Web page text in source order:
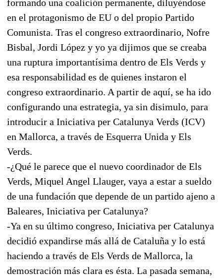
formando una coalición permanente, diluyéndose
en el protagonismo de EU o del propio Partido
Comunista. Tras el congreso extraordinario, Nofre
Bisbal, Jordi López y yo ya dijimos que se creaba
una ruptura importantísima dentro de Els Verds y
esa responsabilidad es de quienes instaron el
congreso extraordinario. A partir de aquí, se ha ido
configurando una estrategia, ya sin disimulo, para
introducir a Iniciativa per Catalunya Verds (ICV)
en Mallorca, a través de Esquerra Unida y Els
Verds.
-¿Qué le parece que el nuevo coordinador de Els
Verds, Miquel Angel Llauger, vaya a estar a sueldo
de una fundación que depende de un partido ajeno a
Baleares, Iniciativa per Catalunya?
-Ya en su último congreso, Iniciativa per Catalunya
decidió expandirse más allá de Cataluña y lo está
haciendo a través de Els Verds de Mallorca, la
demostración más clara es ésta. La pasada semana,